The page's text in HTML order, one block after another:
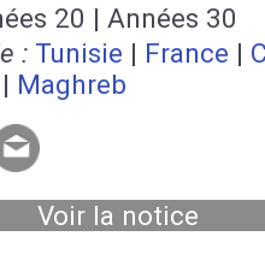
20 | Années 30
: Tunisie | France |
| Maghreb
Voir la notice